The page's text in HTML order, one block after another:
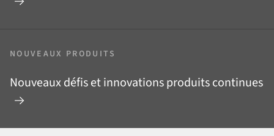
NOUVEAUX PRODUITS
Nouveaux défis et innovations produits continues